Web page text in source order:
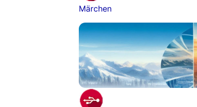
Märchen